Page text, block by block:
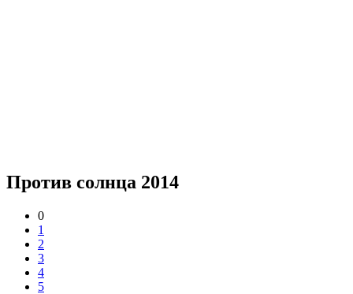
Против солнца 2014
0
1
2
3
4
5